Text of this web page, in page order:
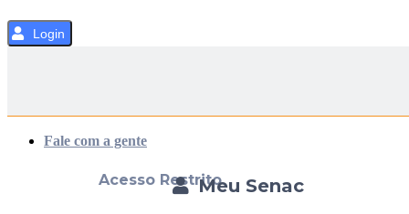
Fale com a gente
Login
Meu Senac
Acesso Restrito